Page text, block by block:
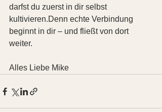
darfst du zuerst in dir selbst
kultivieren.Denn echte Verbindung
beginnt in dir – und fließt von dort
weiter.
Alles Liebe Mike